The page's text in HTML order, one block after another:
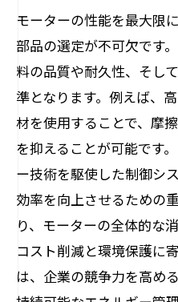
モーターの性能を最大限
部品の選定が不可欠です
料の品質や耐久性、そし
準となります。例えば、
材を使用することで、摩
を抑えることが可能です
ー技術を駆使した制御シ
効率を向上させるための
り、モーターの全体的な
コスト削減と環境保護に
は、企業の競争力を高め